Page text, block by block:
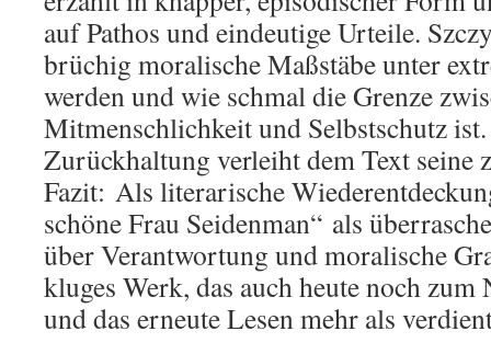
auf Pathos und eindeutige Urteile.
brüchig moralische Maßstäbe unter
werden und wie schmal die Grenze
Mitmenschlichkeit und Selbstschutz ist.
Zurückhaltung verleiht dem Text seine
Fazit: Als literarische
schöne Frau Seidenman“ als
über Verantwortung und moralische
kluges Werk, das auch heute noch zum
und das erneute Lesen mehr als